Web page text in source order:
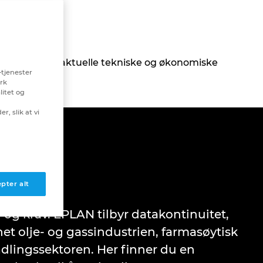
for å takle aktuelle tekniske og økonomiske
krav. EPLAN tilbyr datakontinuitet,
olje- og gassindustrien, farmasøytisk
Her finner du en
tjenester
og
slik at vi
alt